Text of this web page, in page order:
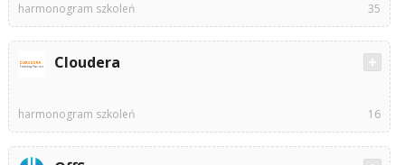
harmonogram szkoleń 35
Cloudera
harmonogram szkoleń 16